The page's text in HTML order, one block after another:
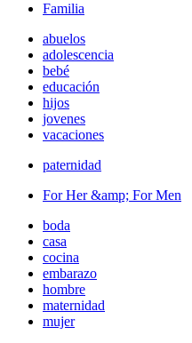
Familia
abuelos
adolescencia
bebé
educación
hijos
jovenes
vacaciones
paternidad
For Her &amp; For Men
boda
casa
cocina
embarazo
hombre
maternidad
mujer